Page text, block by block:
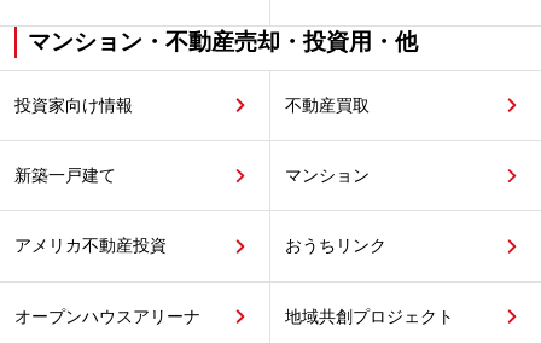
マンション・不動産売却・投資用・他
投資家向け情報 不動産買取
新築一戸建て マンション
アメリカ不動産投資 おうちリンク
オープンハウスアリーナ 地域共創プロジェクト